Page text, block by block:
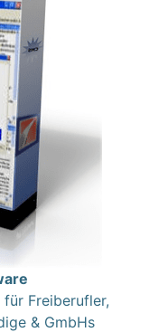
Freiberufler,
& GmbHs